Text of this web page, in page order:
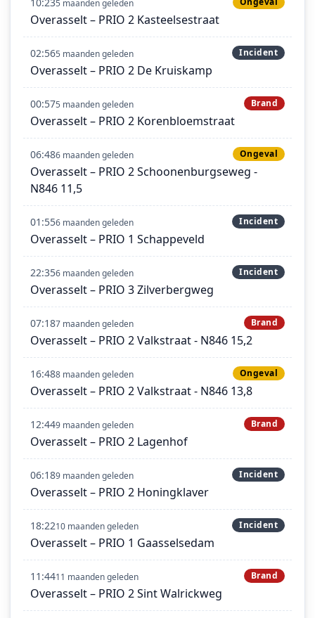
5 maanden geleden
Overasselt – PRIO 2 Kasteelsestraat
02:565 maanden geleden Incident
Overasselt – PRIO 2 De Kruiskamp
00:575 maanden geleden Brand
Overasselt – PRIO 2 Korenbloemstraat
06:486 maanden geleden Ongeval
Overasselt – PRIO 2 Schoonenburgseweg -
N846 11,5
01:556 maanden geleden Incident
Overasselt – PRIO 1 Schappeveld
22:356 maanden geleden Incident
Overasselt – PRIO 3 Zilverbergweg
07:187 maanden geleden Brand
Overasselt – PRIO 2 Valkstraat - N846 15,2
16:488 maanden geleden Ongeval
Overasselt – PRIO 2 Valkstraat - N846 13,8
12:449 maanden geleden Brand
Overasselt – PRIO 2 Lagenhof
06:189 maanden geleden Incident
Overasselt – PRIO 2 Honingklaver
18:2210 maanden geleden Incident
Overasselt – PRIO 1 Gaasselsedam
11:4411 maanden geleden Brand
Overasselt – PRIO 2 Sint Walrickweg